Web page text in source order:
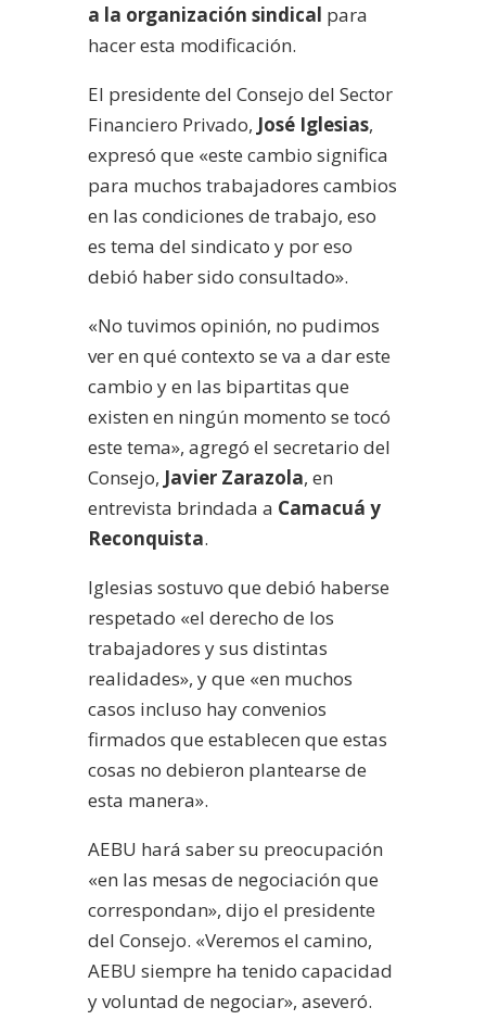
a la organización sindical para
hacer esta modificación.
El presidente del Consejo del Sector
Financiero Privado, José Iglesias,
expresó que «este cambio significa
para muchos trabajadores cambios
en las condiciones de trabajo, eso
es tema del sindicato y por eso
debió haber sido consultado».
«No tuvimos opinión, no pudimos
ver en qué contexto se va a dar este
cambio y en las bipartitas que
existen en ningún momento se tocó
este tema», agregó el secretario del
Consejo, Javier Zarazola, en
entrevista brindada a Camacuá y
Reconquista.
Iglesias sostuvo que debió haberse
respetado «el derecho de los
trabajadores y sus distintas
realidades», y que «en muchos
casos incluso hay convenios
firmados que establecen que estas
cosas no debieron plantearse de
esta manera».
AEBU hará saber su preocupación
«en las mesas de negociación que
correspondan», dijo el presidente
del Consejo. «Veremos el camino,
AEBU siempre ha tenido capacidad
y voluntad de negociar», aseveró.